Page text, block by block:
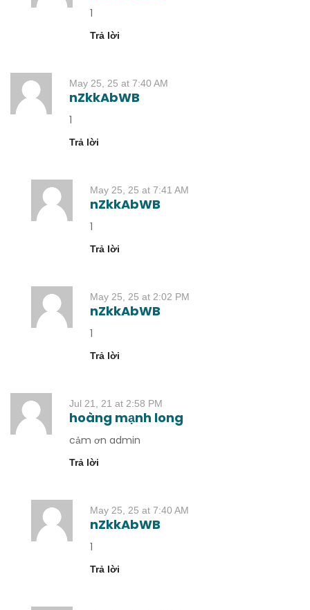
1
Trả lời
May 25, 25 at 7:40 AM
nZkkAbWB
1
Trả lời
May 25, 25 at 7:41 AM
nZkkAbWB
1
Trả lời
May 25, 25 at 2:02 PM
nZkkAbWB
1
Trả lời
Jul 21, 21 at 2:58 PM
hoàng mạnh long
cảm ơn admin
Trả lời
May 25, 25 at 7:40 AM
nZkkAbWB
1
Trả lời